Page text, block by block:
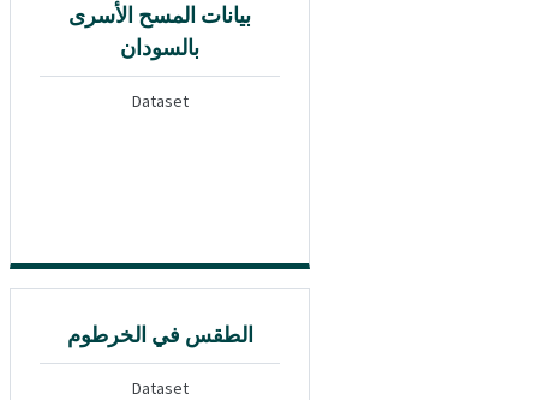
بيانات المسح الأسرى
بالسودان
Dataset
الطقس في الخرطوم
Dataset